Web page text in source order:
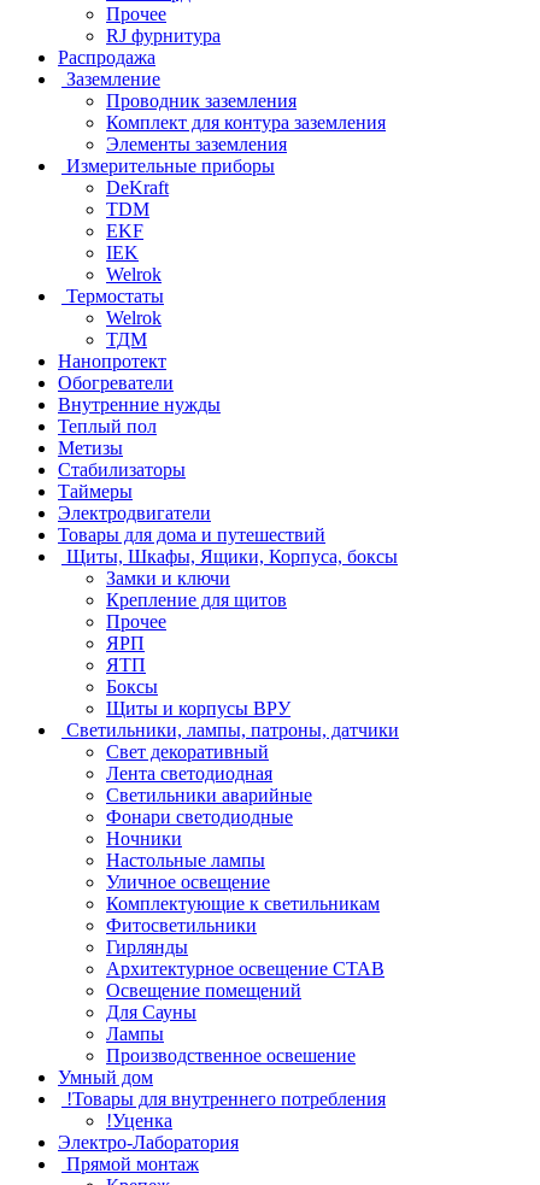
Прочее
RJ фурнитура
Распродажа
Заземление
Проводник заземления
Комплект для контура заземления
Элементы заземления
Измерительные приборы
DeKraft
TDM
EKF
IEK
Welrok
Термостаты
Welrok
ТДМ
Нанопротект
Обогреватели
Внутренние нужды
Теплый пол
Метизы
Стабилизаторы
Таймеры
Электродвигатели
Товары для дома и путешествий
Щиты, Шкафы, Ящики, Корпуса, боксы
Замки и ключи
Крепление для щитов
Прочее
ЯРП
ЯТП
Боксы
Щиты и корпусы ВРУ
Светильники, лампы, патроны, датчики
Свет декоративный
Лента светодиодная
Светильники аварийные
Фонари светодиодные
Ночники
Настольные лампы
Уличное освещение
Комплектующие к светильникам
Фитосветильники
Гирлянды
Архитектурное освещение СТАВ
Освещение помещений
Для Сауны
Лампы
Производственное освешение
Умный дом
!Товары для внутреннего потребления
!Уценка
Электро-Лаборатория
Прямой монтаж